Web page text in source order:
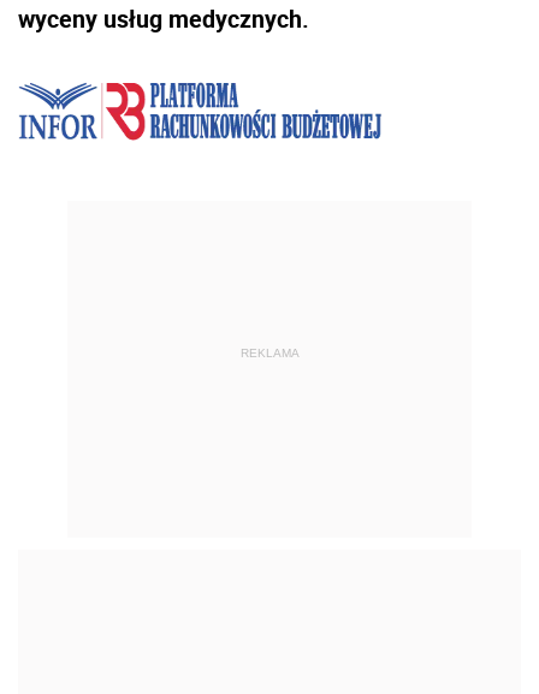
wyceny usług medycznych.
REKLAMA